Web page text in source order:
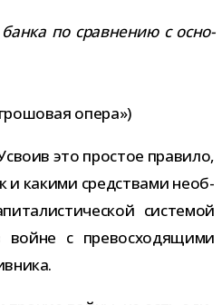
банка по срав­не­нию с осно­
опера»)
это про­стое пра­вило,
и какими сред­ствами необ­
систе­мой
с пре­вос­хо­дя­щими